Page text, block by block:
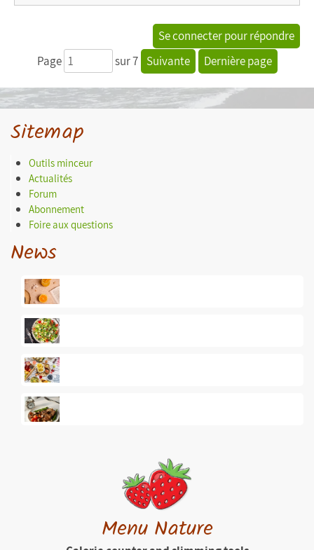
Se connecter pour répondre
Page
sur 7 Suivante Dernière page
Sitemap
Outils minceur
Actualités
Forum
Abonnement
Foire aux questions
News
Menu Nature